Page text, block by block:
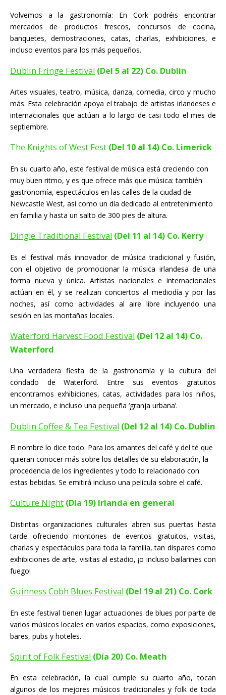
Volvemos a la gastronomía: En Cork podréis encontrar
mercados de productos frescos, concursos de cocina,
banquetes, demostraciones, catas, charlas, exhibiciones, e
incluso eventos para los más pequeños.
Dublin Fringe Festival (Del 5 al 22) Co. Dublin
Artes visuales, teatro, música, danza, comedia, circo y mucho
más. Esta celebración apoya el trabajo de artistas irlandeses e
internacionales que actúan a lo largo de casi todo el mes de
septiembre.
The Knights of West Fest (Del 10 al 14) Co. Limerick
En su cuarto año, este festival de música está creciendo con
muy buen ritmo, y es que ofrece más que música: también
gastronomía, espectáculos en las calles de la ciudad de
Newcastle West, así como un día dedicado al entretenimiento
en familia y hasta un salto de 300 pies de altura.
Dingle Traditional Festival (Del 11 al 14) Co. Kerry
Es el festival más innovador de música tradicional y fusión,
con el objetivo de promocionar la música irlandesa de una
forma nueva y única. Artistas nacionales e internacionales
actúan en él, y se realizan conciertos al mediodía y por las
noches, así como actividades al aire libre incluyendo una
sesión en las montañas locales.
Waterford Harvest Food Festival (Del 12 al 14) Co.
Waterford
Una verdadera fiesta de la gastronomía y la cultura del
condado de Waterford. Entre sus eventos gratuitos
encontramos exhibiciones, catas, actividades para los niños,
un mercado, e incluso una pequeña ‘granja urbana’.
Dublin Coffee & Tea Festival (Del 12 al 14) Co. Dublin
El nombre lo dice todo: Para los amantes del café y del té que
quieran conocer más sobre los detalles de su elaboración, la
procedencia de los ingredientes y todo lo relacionado con
estas bebidas. Se emitirá incluso una película sobre el café.
Culture Night (Día 19) Irlanda en general
Distintas organizaciones culturales abren sus puertas hasta
tarde ofreciendo montones de eventos gratuitos, visitas,
charlas y espectáculos para toda la familia, tan dispares como
exhibiciones de arte, visitas al estadio, ¡o incluso bailarines con
fuego!
Guinness Cobh Blues Festival (Del 19 al 21) Co. Cork
En este festival tienen lugar actuaciones de blues por parte de
varios músicos locales en varios espacios, como exposiciones,
bares, pubs y hoteles.
Spirit of Folk Festival (Día 20) Co. Meath
En esta celebración, la cual cumple su cuarto año, tocan
algunos de los mejores músicos tradicionales y folk de toda